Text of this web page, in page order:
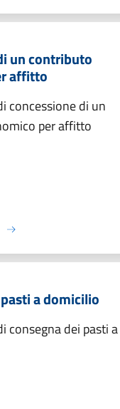
un contributo
affitto
concessione di un
per affitto
a domicilio
consegna dei pasti a